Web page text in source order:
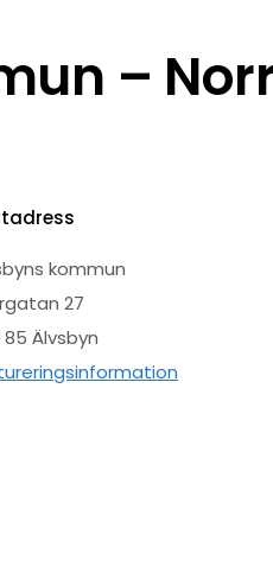
–
kommun
27
85 Älvsbyn